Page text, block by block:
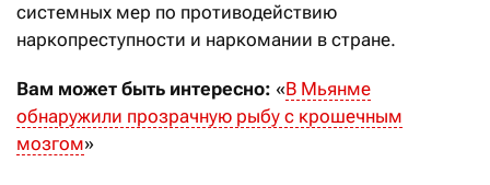
системных мер по противодействию
наркопреступности и наркомании в стране.
Вам может быть интересно: «В Мьянме
обнаружили прозрачную рыбу с крошечным
мозгом»